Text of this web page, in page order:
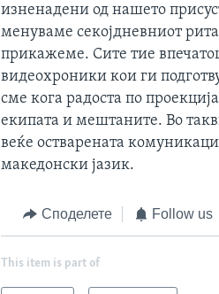
изненадени од нашето
менуваме секојдневниот
прикажеме. Сите тие
видеохроники кои ги
сме кога радоста по
екипата и мештаните. Во
веќе остварената
македонски јазик.
Споделете Follow us
This item is part of